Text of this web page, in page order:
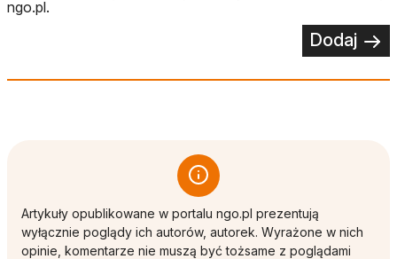
ngo.pl.
Dodaj
Artykuły opublikowane w portalu ngo.pl prezentują
wyłącznie poglądy ich autorów, autorek. Wyrażone w nich
opinie, komentarze nie muszą być tożsame z poglądami